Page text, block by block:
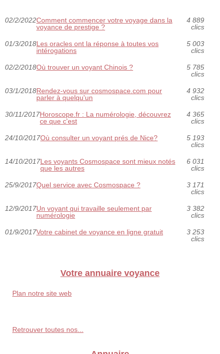
02/2/2022Comment commencer votre voyage dans la
voyance de prestige ?
4 889
clics
01/3/2018Les oracles ont la réponse à toutes vos
intérogations
5 003
clics
02/2/2018Où trouver un voyant Chinois ?
5 785
clics
03/1/2018Rendez-vous sur cosmospace.com pour
parler à quelqu'un
4 932
clics
30/11/2017Horoscope.fr : La numérologie, découvrez
ce que c'est
4 365
clics
24/10/2017Où consulter un voyant prés de Nice?
5 193
clics
14/10/2017Les voyants Cosmospace sont mieux notés
que les autres
6 031
clics
25/9/2017Quel service avec Cosmospace ?
3 171
clics
12/9/2017Un voyant qui travaille seulement par
numérologie
3 382
clics
01/9/2017Votre cabinet de voyance en ligne gratuit
3 253
clics
Votre annuaire voyance
Plan notre site web
Retrouver toutes nos...